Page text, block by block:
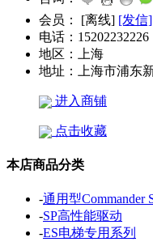
会员：
[离线] [发信]
电话： 15202232226
地区：
上海
地址：
上海市浦东
进入商铺
点击收藏
本店商品分类
-通用型Commander
-SP高性能驱动
-ES电梯专用系列